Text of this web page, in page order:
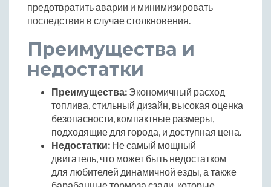
предотвратить аварии и минимизировать
последствия в случае столкновения.
Преимущества и
недостатки
Преимущества: Экономичный расход
топлива, стильный дизайн, высокая оценка
безопасности, компактные размеры,
подходящие для города, и доступная цена.
Недостатки: Не самый мощный
двигатель, что может быть недостатком
для любителей динамичной езды, а также